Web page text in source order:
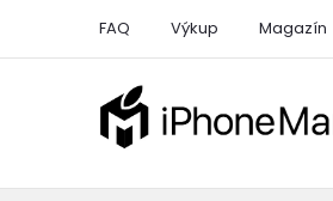
FAQ Výkup Magazín